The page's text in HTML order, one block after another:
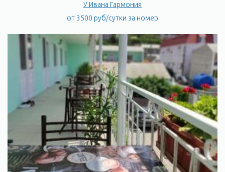
У Ивана Гармония
от 3500 руб/сутки за номер